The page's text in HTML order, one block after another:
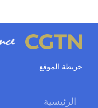
خريطة الموقع
الرئيسية